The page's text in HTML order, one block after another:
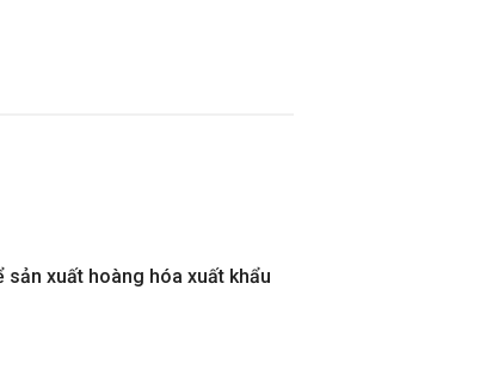
xuất hoàng hóa xuất khẩu